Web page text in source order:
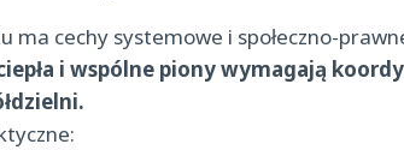
ma cechy systemowe i społeczno-
i wspólne piony wymagają